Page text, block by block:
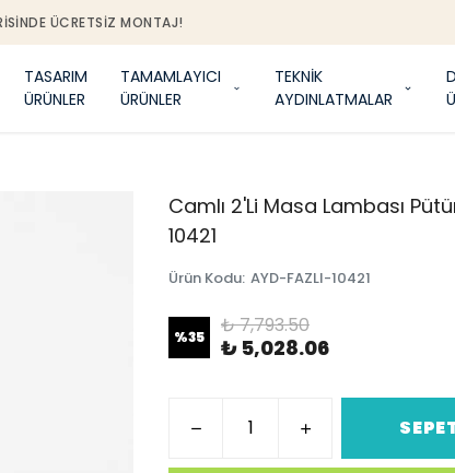
ÜCRETSIZ MONTAJ!
TASARIM
ÜRÜNLER
TAMAMLAYICI
ÜRÜNLER
TEKNİK
AYDINLATMALAR
Camlı 2'Li Masa Lambası
10421
Ürün Kodu: AYD-FAZLI-10421
%35 ₺ 7,793.50
₺ 5,028.06